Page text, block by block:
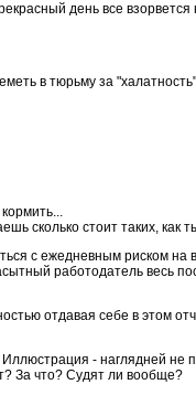
день все взорвется
в тюрьму за
сколько стоит таких, как
с ежедневным риском на
работодатель весь
отдавая себе в этом
- наглядней не
За что? Судят ли вообще?